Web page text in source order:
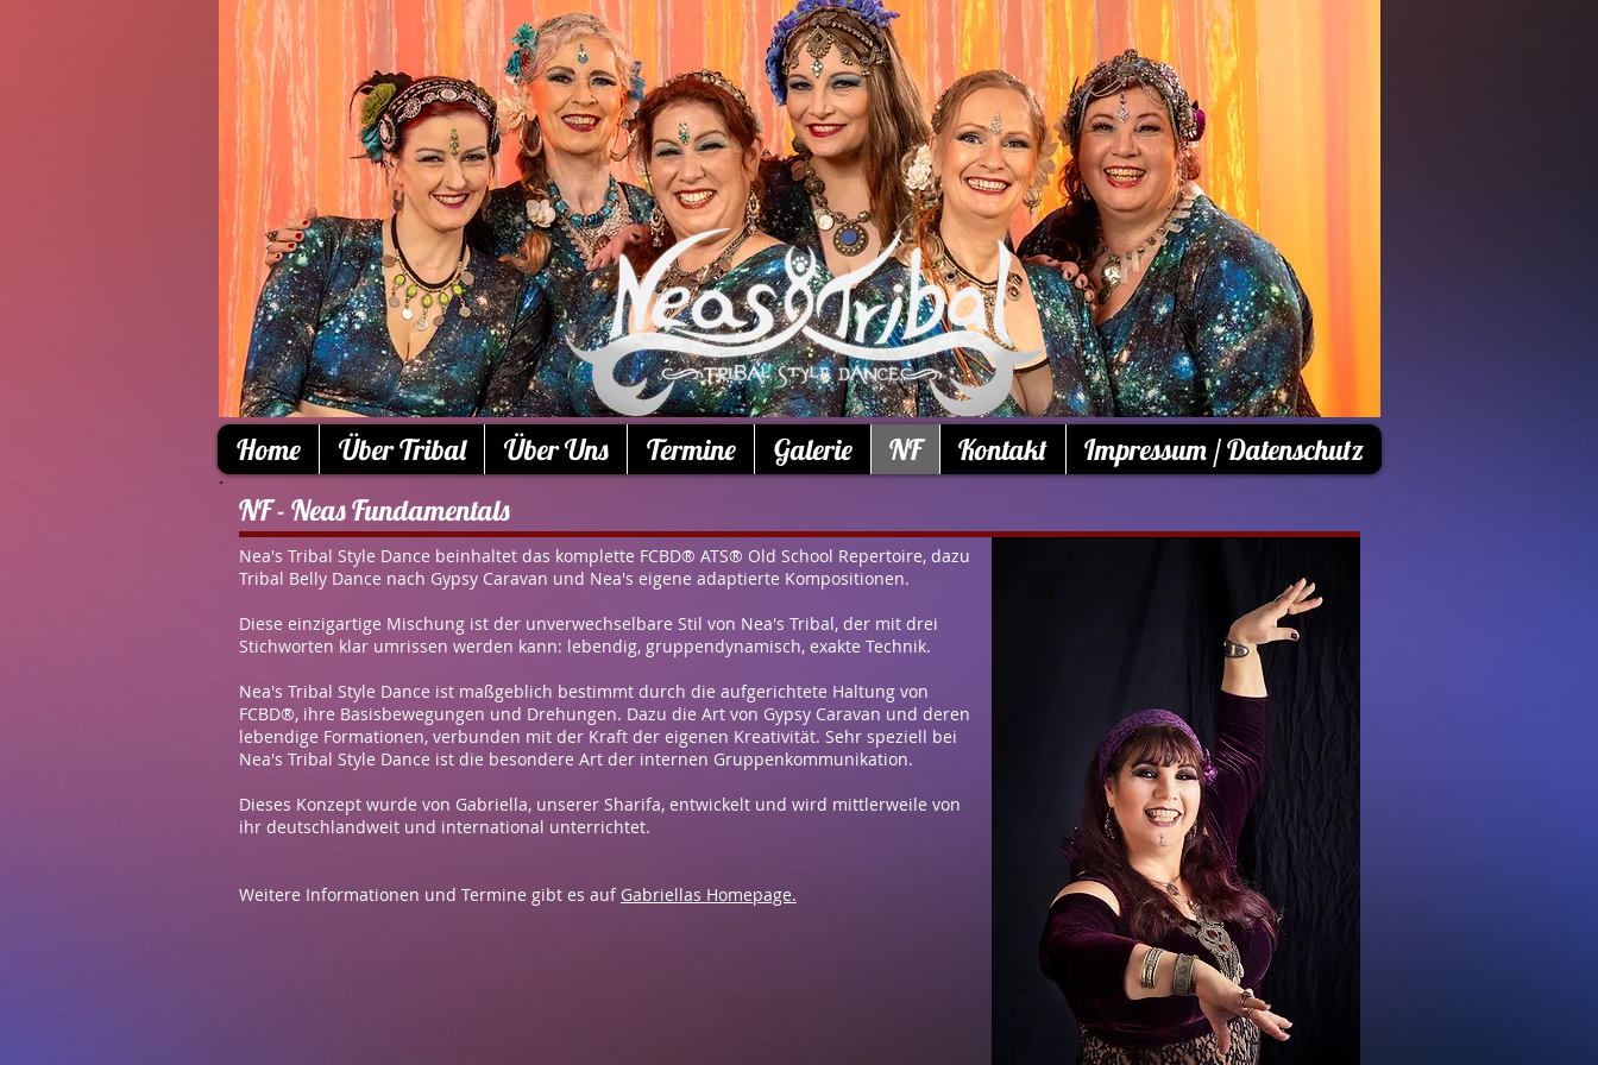
Home Über Tribal Über Uns Termine Galerie NF Kontakt
Impressum / Datenschutz
NF - Neas Fundamentals
Nea's Tribal Style Dance beinhaltet das komplette FCBD® ATS® Old School Repertoire, dazu
Tribal Belly Dance nach Gypsy Caravan und Nea's eigene adaptierte Kompositionen.
Diese einzigartige Mischung ist der unverwechselbare Stil von Nea's Tribal, der mit drei
Stichworten klar umrissen werden kann: lebendig, gruppendynamisch, exakte Technik.
Nea's Tribal Style Dance ist maßgeblich bestimmt durch die aufgerichtete Haltung von
FCBD®, ihre Basisbewegungen und Drehungen. Dazu die Art von Gypsy Caravan und deren
lebendige Formationen, verbunden mit der Kraft der eigenen Kreativität. Sehr speziell bei
Nea's Tribal Style Dance ist die besondere Art der internen Gruppenkommunikation.
Dieses Konzept wurde von Gabriella, unserer Sharifa, entwickelt und wird mittlerweile von
ihr deutschlandweit und international unterrichtet.
Weitere Informationen und Termine gibt es auf Gabriellas Homepage.